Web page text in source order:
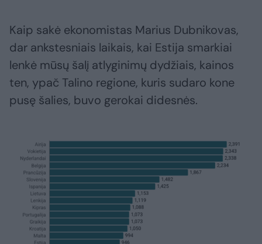
Kaip sakė ekonomistas Marius Dubnikovas,
dar ankstesniais laikais, kai Estija smarkiai
lenkė mūsų šalį atlyginimų dydžiais, kainos
ten, ypač Talino regione, kuris sudaro kone
pusę šalies, buvo gerokai didesnės.